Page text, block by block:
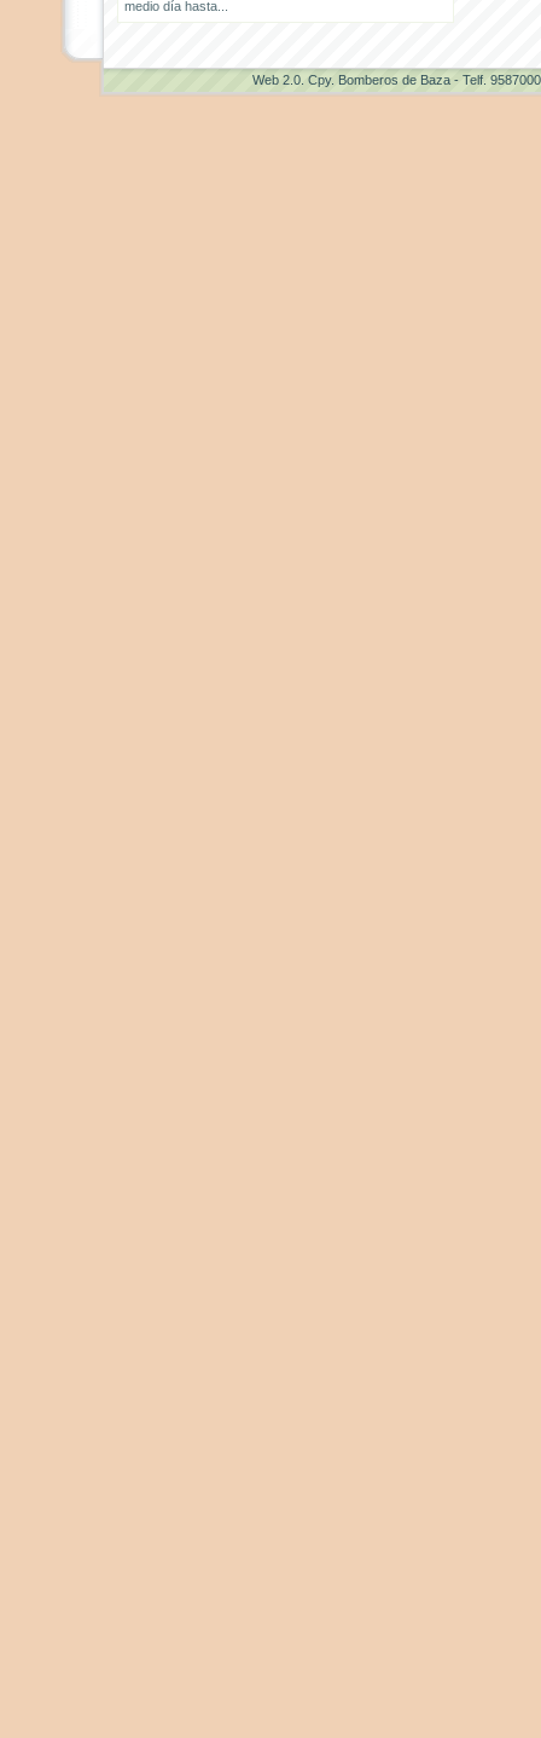
medio día hasta...
Web 2.0 . Cpy. Bomberos de Baza - Telf.